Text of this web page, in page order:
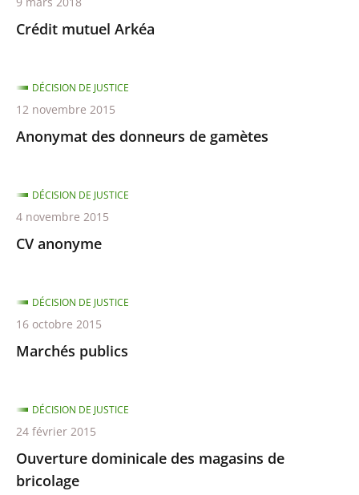
Crédit mutuel Arkéa
Anonymat des donneurs de gamètes
DÉCISION DE JUSTICE
12 novembre 2015
CV anonyme
DÉCISION DE JUSTICE
4 novembre 2015
Marchés publics
DÉCISION DE JUSTICE
16 octobre 2015
Ouverture dominicale des magasins de
bricolage
DÉCISION DE JUSTICE
24 février 2015